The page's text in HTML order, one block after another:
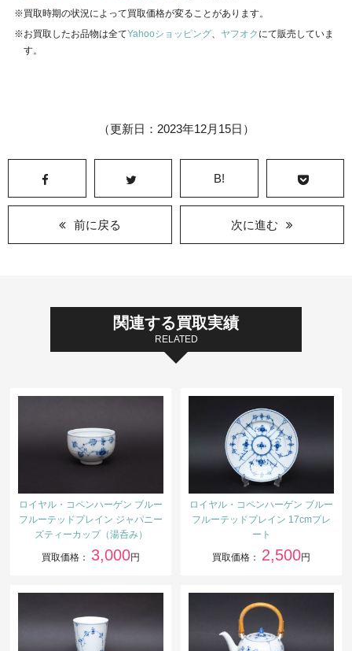
買取時期の状況によって買取価格が変ることがあります。
お買取したお品物は全てYahooショッピング、 ヤフオク にて販売していま
す。
（更新日：2023年12月15日）
B!
前に戻る 次に進む
関連する買取実績
RELATED
ロイヤル・コペンハーゲン ブルー
フルーテッドプレイン ジャパニー
ズティーカップ（湯呑み）
買取価格： 3,000円
ロイヤル・コペンハーゲン ブルー
フルーテッドプレイン 17cmプレ
ート
買取価格： 2,500円